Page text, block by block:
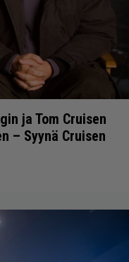
ja Tom Cruisen
– Syynä Cruisen